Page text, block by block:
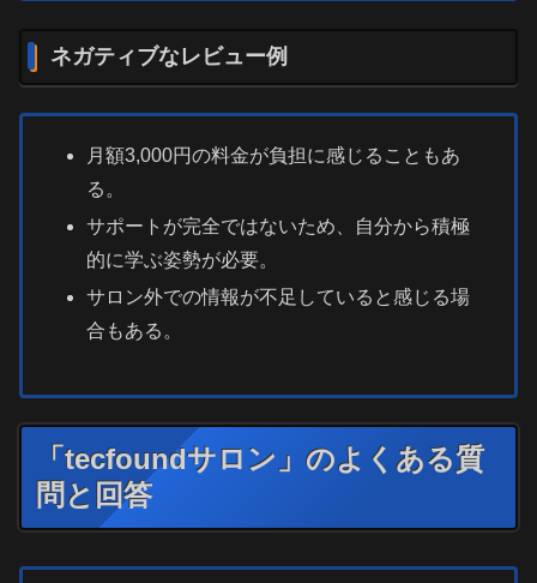
ネガティブなレビュー例
月額3,000円の料金が負担に感じることもあ
る。
サポートが完全ではないため、自分から積極
的に学ぶ姿勢が必要。
サロン外での情報が不足していると感じる場
合もある。
「tecfoundサロン」のよくある質
問と回答